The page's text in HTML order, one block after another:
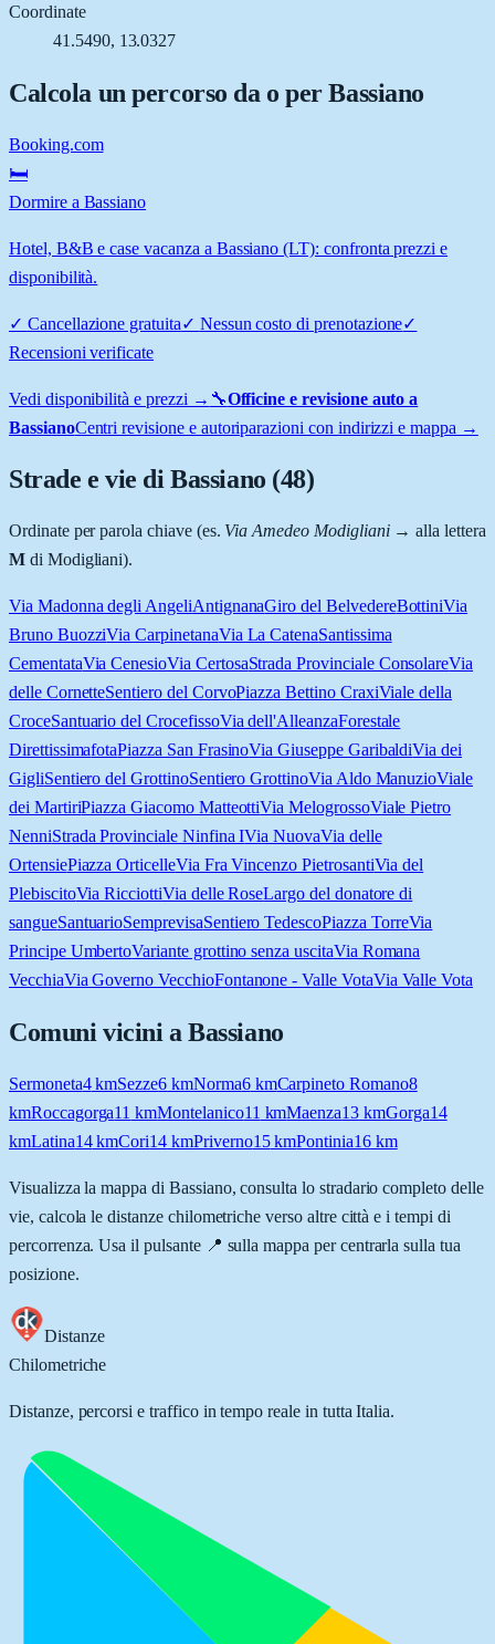
Coordinate
41.5490, 13.0327
Calcola un percorso da o perBassiano
Booking.com
🛏️
Dormire a Bassiano
Hotel, B&B e case vacanza a Bassiano (LT): confronta prezzi e
disponibilità.
✓ Cancellazione gratuita✓ Nessun costo di prenotazione✓
Recensioni verificate
Vedi disponibilità e prezzi → 🔧Officine e revisione auto a
BassianoCentri revisione e autoriparazioni con indirizzi e mappa →
Strade e vie diBassiano (48)
Ordinate per parola chiave (es. Via Amedeo Modigliani→ alla lettera
Mdi Modigliani).
Via Madonna degli AngeliAntignanaGiro del BelvedereBottiniVia
Bruno BuozziVia CarpinetanaVia La CatenaSantissima
CementataVia CenesioVia CertosaStrada Provinciale ConsolareVia
delle CornetteSentiero del CorvoPiazza Bettino CraxiViale della
CroceSantuario del CrocefissoVia dell'AlleanzaForestale
DirettissimafotaPiazza San FrasinoVia Giuseppe GaribaldiVia dei
GigliSentiero del GrottinoSentiero GrottinoVia Aldo ManuzioViale
dei MartiriPiazza Giacomo MatteottiVia MelogrossoViale Pietro
NenniStrada Provinciale Ninfina IVia NuovaVia delle
OrtensiePiazza OrticelleVia Fra Vincenzo PietrosantiVia del
PlebiscitoVia RicciottiVia delle RoseLargo del donatore di
sangueSantuarioSemprevisaSentiero TedescoPiazza TorreVia
Principe UmbertoVariante grottino senza uscitaVia Romana
VecchiaVia Governo VecchioFontanone - Valle VotaVia Valle Vota
Comuni vicini aBassiano
Sermoneta4kmSezze6 kmNorma6kmCarpineto Romano8
kmRoccagorga11 kmMontelanico11 kmMaenza13 kmGorga14
kmLatina14kmCori14 kmPriverno15kmPontinia16km
Visualizza la mappa di Bassiano, consulta lo stradario completo delle
vie, calcola le distanze chilometriche verso altre città e i tempi di
percorrenza. Usa il pulsante 📍 sulla mappa per centrarla sulla tua
posizione.
Distanze
Chilometriche
Distanze, percorsi e traffico in tempo reale in tutta Italia.